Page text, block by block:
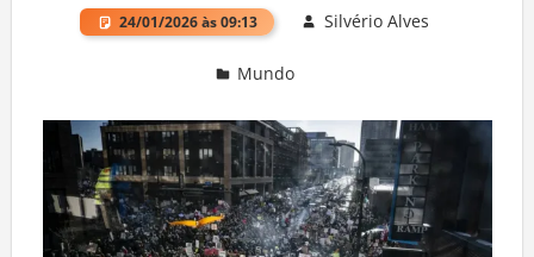
24/01/2026 às 09:13 Silvério Alves
Mundo